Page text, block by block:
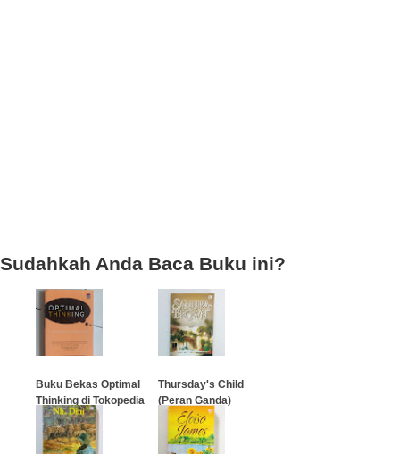
Sudahkah Anda Baca Buku ini?
Buku Bekas Optimal
Thinking di Tokopedia
…
Thursday's Child
(Peran Ganda)